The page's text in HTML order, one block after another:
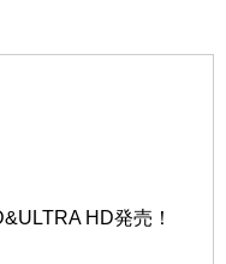
HD発売！